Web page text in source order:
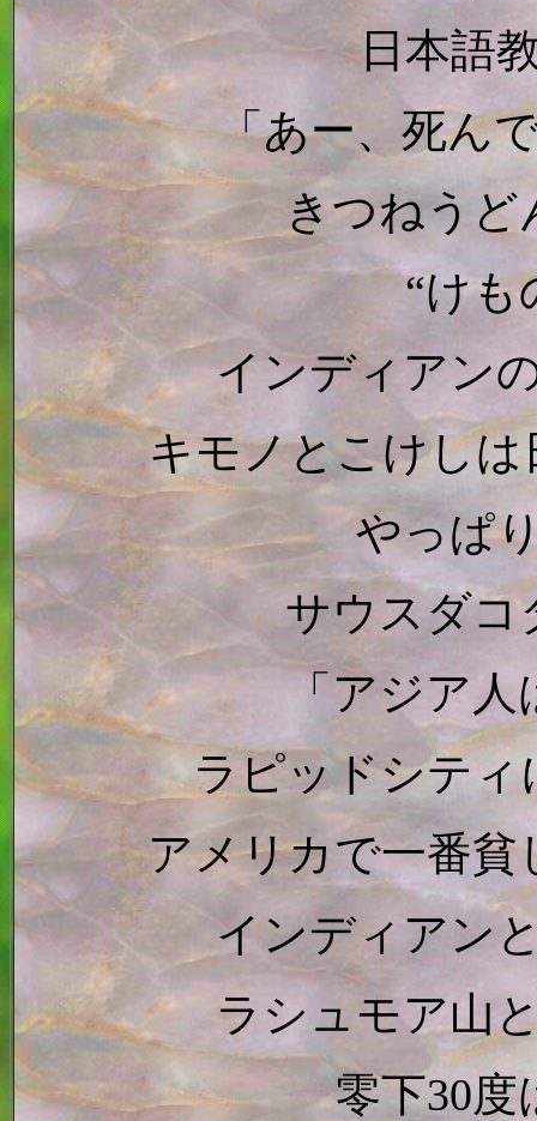
日本語
「あー、死ん
きつねうど
“けも
インディアン
キモノとこけし
やっぱ
サウスダコ
「アジア人
ラピッドシティ
アメリカで一番貧
インディアン
ラシュモア山
零下30度